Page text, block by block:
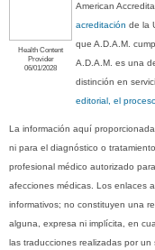
Health Content
Provider
06/01/2028
American
acreditación de la
que A.D.A.M.
A.D.A.M. es una
distinción en
editorial, el
La información aquí
ni para el diagnóstico o
profesional médico autorizado
afecciones médicas. Los enlaces
informativos; no constituyen una
alguna, expresa ni implícita, en
las traducciones realizadas por